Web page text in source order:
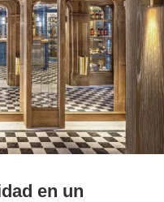
en un